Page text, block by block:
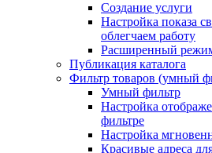
Создание услуги
Настройка показа
облегчаем работу
Расширенный
Публикация каталога
Фильтр товаров (умный
Умный фильтр
Настройка
фильтре
Настройка
Красивые адреса